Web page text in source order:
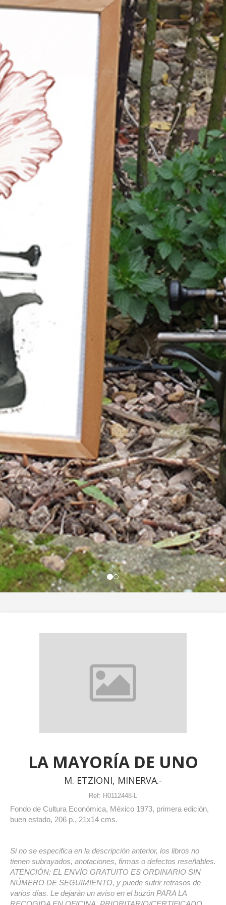
LA MAYORÍA DE UNO
M. ETZIONI, MINERVA.-
Ref: H0112448-L
Fondo de Cultura Económica, México 1973, primera edición,
buen estado, 206 p., 21x14 cms.
Si no se especifica en la descripción anterior, los libros no
tienen subrayados, anotaciones, firmas o defectos reseñables.
ATENCIÓN: EL ENVÍO GRATUITO ES ORDINARIO SIN
NÚMERO DE SEGUIMIENTO, y puede sufrir retrasos de
varios días. Le dejarán un aviso en el buzón PARA LA